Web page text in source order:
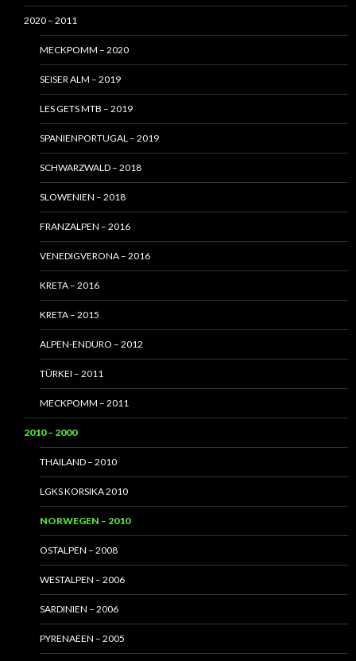
2020 – 2011
MECKPOMM – 2020
SEISER ALM – 2019
LES GETS MTB – 2019
SPANIENPORTUGAL – 2019
SCHWARZWALD – 2018
SLOWENIEN – 2018
FRANZALPEN – 2016
VENEDIGVERONA – 2016
KRETA – 2016
KRETA – 2015
ALPEN-ENDURO – 2012
TÜRKEI – 2011
MECKPOMM – 2011
2010 – 2000
THAILAND – 2010
LGKS KORSIKA 2010
NORWEGEN – 2010
OSTALPEN – 2008
WESTALPEN – 2006
SARDINIEN – 2006
PYRENAEEN – 2005